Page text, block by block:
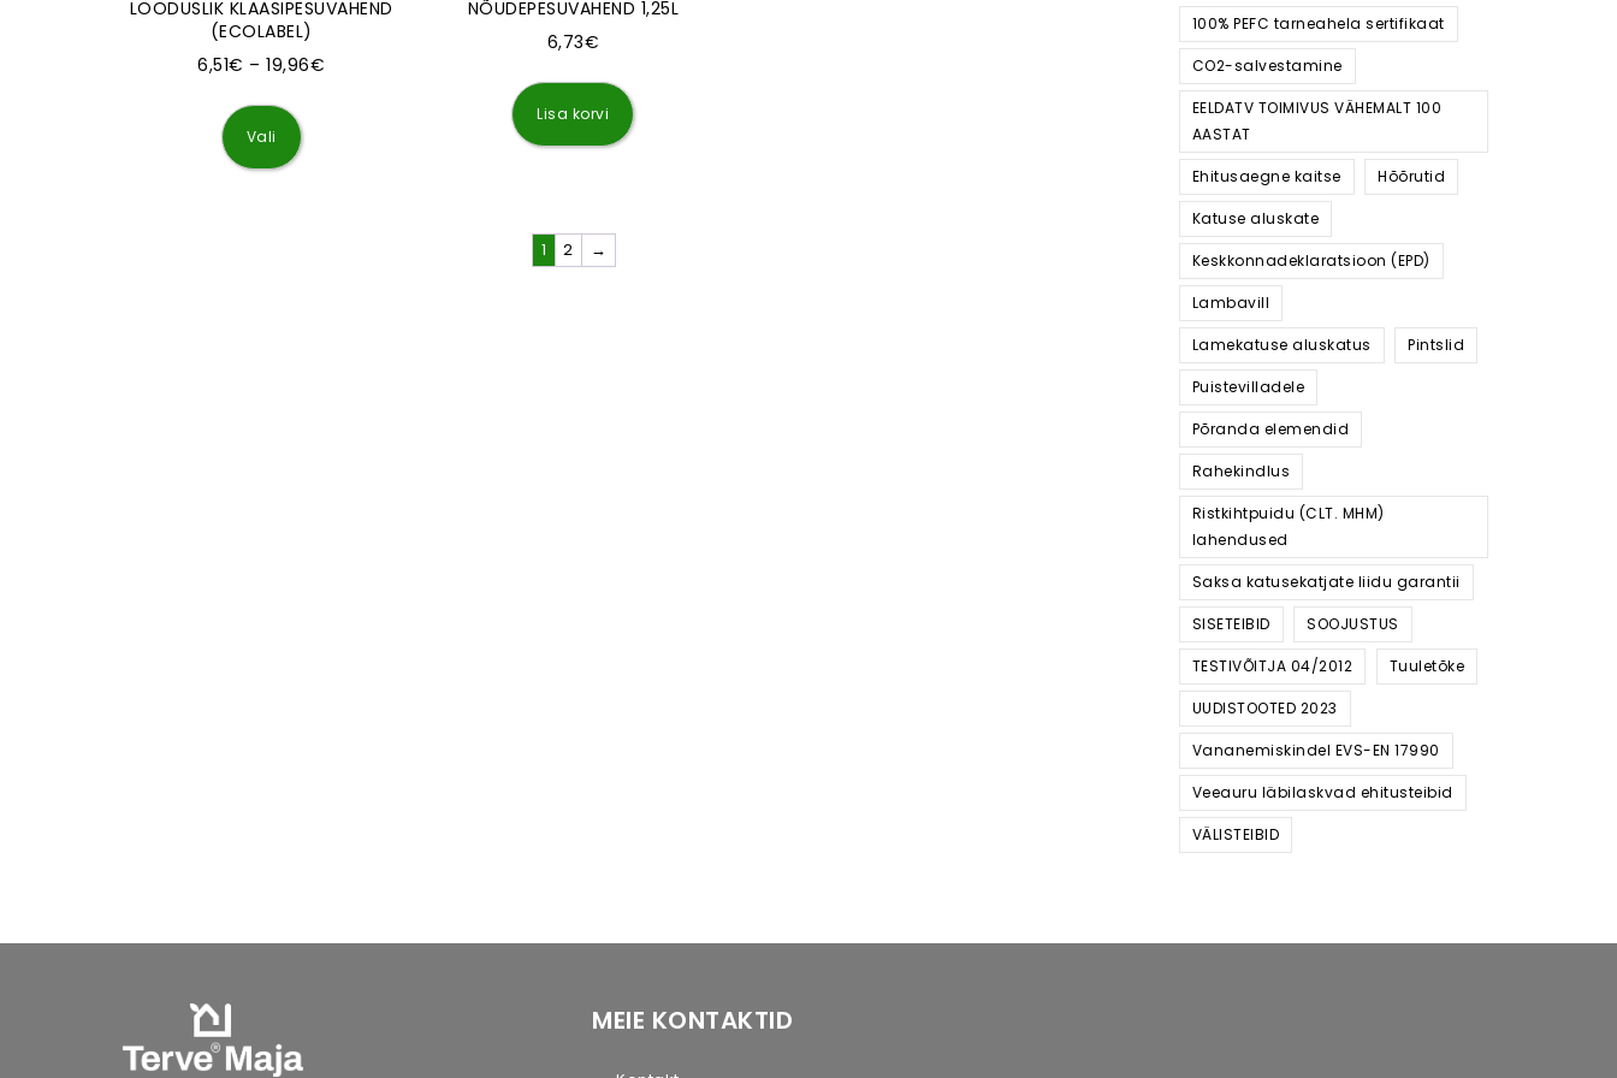
LOODUSLIK KLAASIPESUVAHEND
(ECOLABEL)
6,51€ – 19,96€
Vali
Sellel tootel on mitu varianti. Valikuid saab teha tootelehel.
NÕUDEPESUVAHEND 1,25L
6,73€
Lisa korvi
1 2 →
100% PEFC tarneahela sertifikaat
CO2-salvestamine
EELDATV TOIMIVUS VÄHEMALT 100
AASTAT
Ehitusaegne kaitse Hõõrutid
Katuse aluskate
Keskkonnadeklaratsioon (EPD)
Lambavill
Lamekatuse aluskatus Pintslid
Puistevilladele
Põranda elemendid
Rahekindlus
Ristkihtpuidu (CLT. MHM)
lahendused
Saksa katusekatjate liidu garantii
SISETEIBID SOOJUSTUS
TESTIVÕITJA 04/2012 Tuuletõke
UUDISTOOTED 2023
Vananemiskindel EVS-EN 17990
Veeauru läbilaskvad ehitusteibid
VÄLISTEIBID
MEIE KONTAKTID